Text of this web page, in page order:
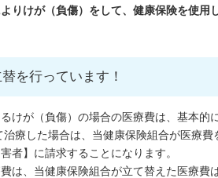
りけが（負傷）をして、健康保険を使用
を行っています！
けが（負傷）の場合の医療費は、基本的
療した場合は、当健康保険組合が医療
者】に請求することになります。
は、当健康保険組合が立て替えた医療費